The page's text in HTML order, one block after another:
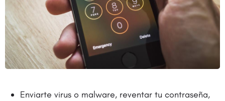
Enviarte virus o malware, reventar tu contraseña,